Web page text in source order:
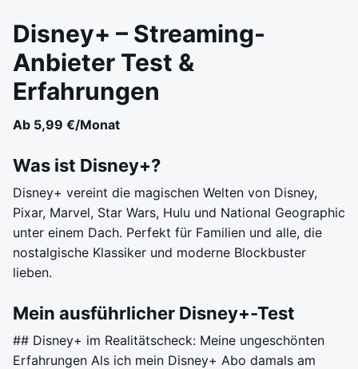
Disney+ – Streaming-
Anbieter Test &
Erfahrungen
Ab 5,99 €/Monat
Was ist Disney+?
Disney+ vereint die magischen Welten von Disney,
Pixar, Marvel, Star Wars, Hulu und National Geographic
unter einem Dach. Perfekt für Familien und alle, die
nostalgische Klassiker und moderne Blockbuster
lieben.
Mein ausführlicher Disney+-Test
## Disney+ im Realitätscheck: Meine ungeschönten
Erfahrungen Als ich mein Disney+ Abo damals am